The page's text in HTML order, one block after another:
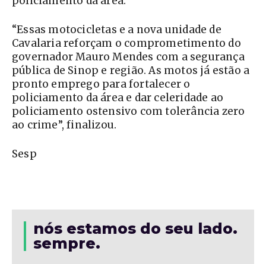
“Essas motocicletas e a nova unidade de
Cavalaria reforçam o comprometimento do
governador Mauro Mendes com a segurança
pública de Sinop e região. As motos já estão a
pronto emprego para fortalecer o
policiamento da área e dar celeridade ao
policiamento ostensivo com tolerância zero
ao crime”, finalizou.
Sesp
nós estamos do seu lado.
sempre.